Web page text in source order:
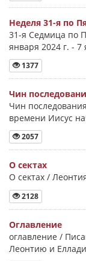
Неделя 31-я по
31-я Седмица по
января 2024 г. - 7
1377
Чин
Чин
времени Иисус
2057
О сектах
О сектах /
2128
Оглавление
оглавление /
Леонтию и